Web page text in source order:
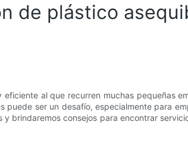
de plástico
al que recurren muchas pequeñas
ser un desafío, especialmente para
brindaremos consejos para encontrar